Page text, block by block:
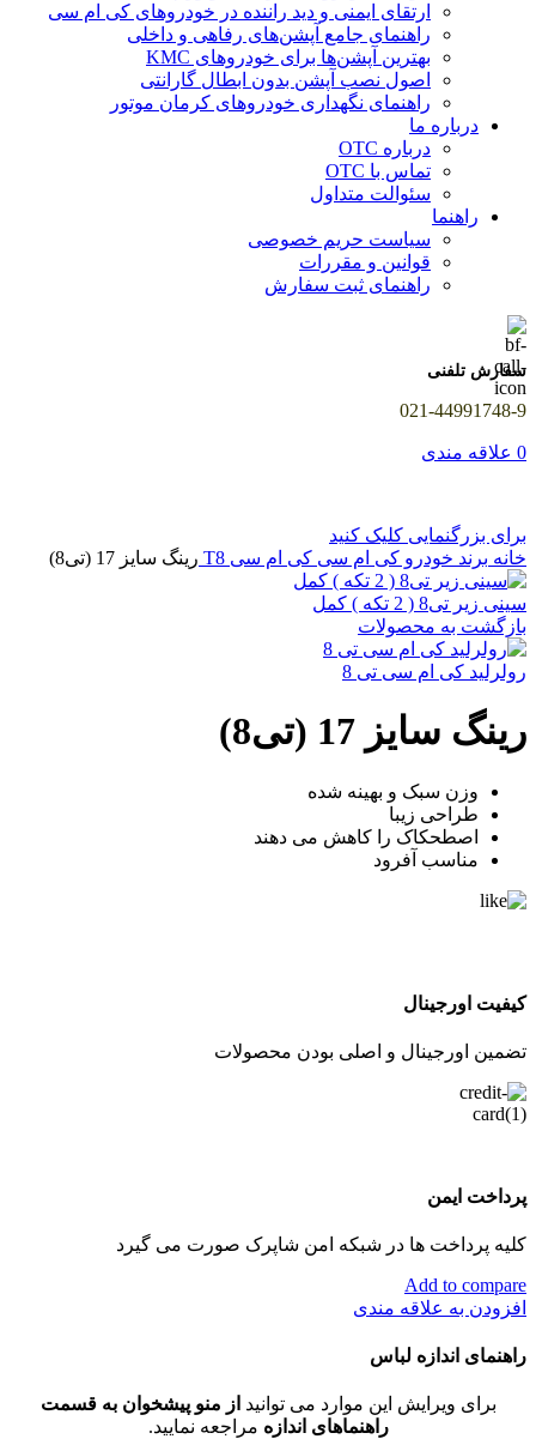
ارتقای ایمنی و دید راننده در خودروهای کی ام سی
راهنمای جامع آپشن‌های رفاهی و داخلی
بهترین آپشن‌ها برای خودروهای KMC
اصول نصب آپشن بدون ابطال گارانتی
راهنمای نگهداری خودروهای کرمان موتور
درباره ما
درباره OTC
تماس با OTC
سئوالت متداول
راهنما
سیاست حریم خصوصی
قوانین و مقررات
راهنمای ثبت سفارش
سفارش تلفنی
021-44991748-9
0 علاقه مندی
برای بزرگنمایی کلیک کنید
خانه برند خودرو کی ام سی کی ام سی T8 رینگ سایز 17 (تی8)
سینی زیر تی8 ( 2 تکه ) کمل
بازگشت به محصولات
رولرلید کی ام سی تی 8
رینگ سایز 17 (تی8)
وزن سبک و بهینه شده
طراحی زیبا
اصطحکاک را کاهش می دهند
مناسب آفرود
کیفیت اورجینال
تضمین اورجینال و اصلی بودن محصولات
پرداخت ایمن
کلیه پرداخت ها در شبکه امن شاپرک صورت می گیرد
Add to compare
افزودن به علاقه مندی
راهنمای اندازه لباس
برای ویرایش این موارد می توانید از منو پیشخوان به قسمت
راهنماهای اندازه مراجعه نمایید.